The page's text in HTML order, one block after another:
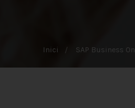
Inici SAP Business